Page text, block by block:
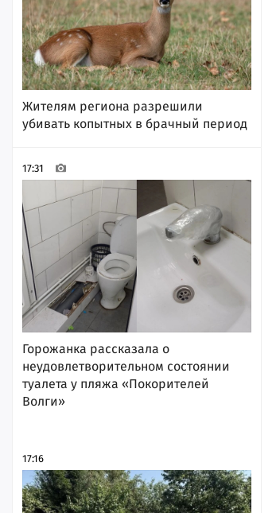
Жителям региона разрешили
убивать копытных в брачный период
17:31
Горожанка рассказала о
неудовлетворительном состоянии
туалета у пляжа «Покорителей
Волги»
17:16